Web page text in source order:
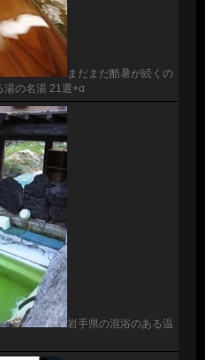
まだまだ酷暑が続くの
湯の名湯 21選+α
岩手県の混浴のある温